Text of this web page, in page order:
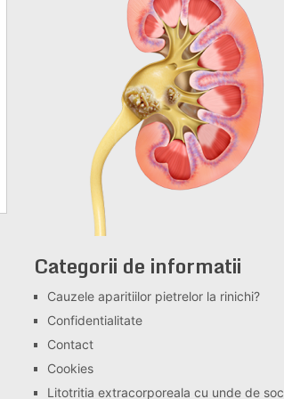
Categorii de informatii
Cauzele aparitiilor pietrelor la rinichi?
Confidentialitate
Contact
Cookies
Litotritia extracorporeala cu unde de soc